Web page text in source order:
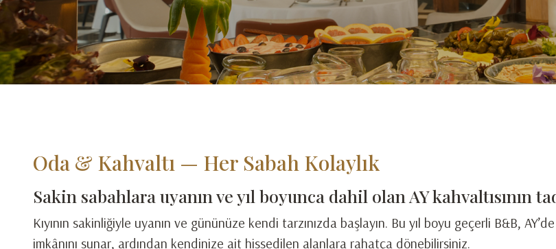
Oda & Kahvaltı — Her Sabah Kolaylık
Sakin sabahlara uyanın ve yıl boyunca dahil olan AY kahvaltısının
Kıyının sakinliğiyle uyanın ve gününüze kendi tarzınızda başlayın. Bu yıl boyu geçerli B&B,
imkânını sunar, ardından kendinize ait hissedilen alanlara rahatça dönebilirsiniz.